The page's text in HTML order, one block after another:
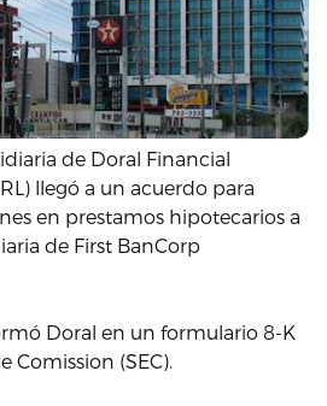
de Doral Financial
llegó a un acuerdo para
en prestamos hipotecarios a
de First BanCorp
Doral en un formulario 8-K
Comission (SEC).